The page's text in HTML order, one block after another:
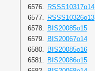
6576. RSSS10317o14
6577. RSSS10326o13
6578. BIS20085o15
6579. BIS20067o14
6580. BIS20085o16
6581. BIS20086o15